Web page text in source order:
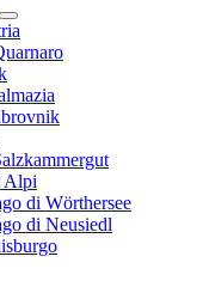
Alpi
di Wörthersee
di Neusiedl